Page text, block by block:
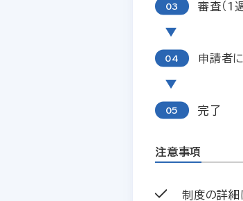
審査（1
申請者
完了
注意事項
制度の詳細